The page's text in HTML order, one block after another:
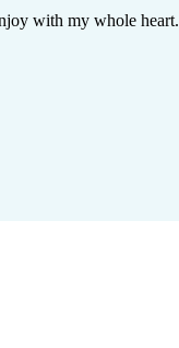
with my whole heart.